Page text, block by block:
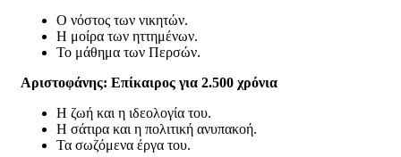
Ο νόστος των νικητών.
Η μοίρα των ηττημένων.
Το μάθημα των Περσών.
Αριστοφάνης: Επίκαιρος για 2.500 χρόνια
Η ζωή και η ιδεολογία του.
Η σάτιρα και η πολιτική ανυπακοή.
Τα σωζόμενα έργα του.